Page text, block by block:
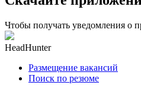
Чтобы получать уведомления о
HeadHunter
Размещение вакансий
Поиск по резюме